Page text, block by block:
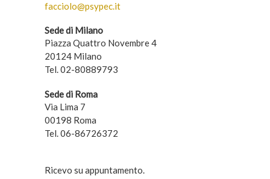
facciolo@psypec.it
Sede di Milano
Piazza Quattro Novembre 4
20124 Milano
Tel. 02-80889793
Sede di Roma
Via Lima 7
00198 Roma
Tel. 06-86726372
Ricevo su appuntamento.